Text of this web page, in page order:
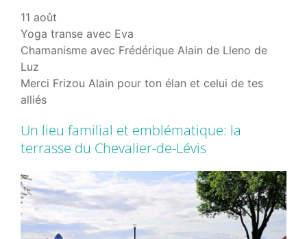
11 août
Yoga transe avec Eva
Chamanisme avec Frédérique Alain de Lleno de
Luz
Merci Frizou Alain pour ton élan et celui de tes
alliés
Un lieu familial et emblématique: la
terrasse du Chevalier-de-Lévis